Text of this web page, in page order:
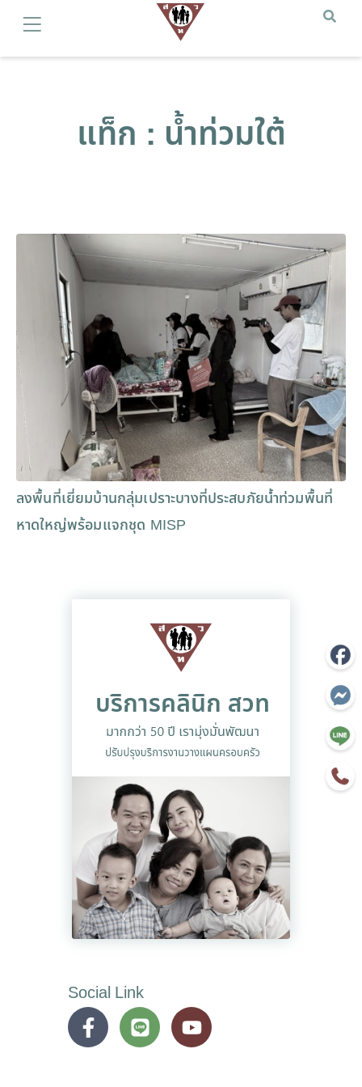
แท็ก : น้ำท่วมใต้
ลงพื้นที่เยี่ยมบ้านกลุ่มเปราะบางที่ประสบภัยน้ำท่วมพื้นที่
หาดใหญ่พร้อมแจกชุด MISP
Social Link